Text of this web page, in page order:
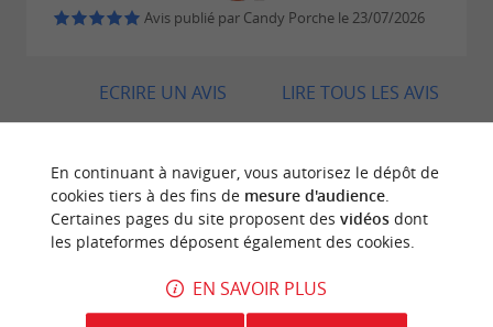
Avis publié par Candy Porche le 23/07/2026
LIRE TOUS LES AVIS
ECRIRE UN AVIS
BALADESÀ PROXIMITÉ
En continuant à naviguer, vous autorisez le dépôt de
cookies tiers à des fins de mesure d'audience.
Certaines pages du site proposent des vidéosdont
les plateformes déposent également des cookies.
EN SAVOIR PLUS